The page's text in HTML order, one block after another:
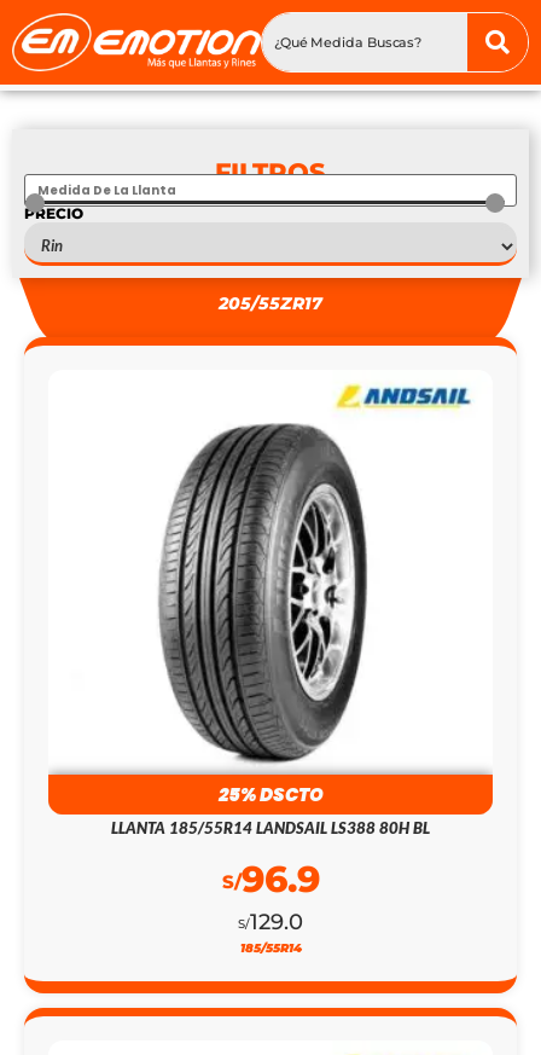
FILTROS
PRECIO
205/55ZR17
25% DSCTO
LLANTA 185/55R14 LANDSAIL LS388 80H BL
S/129.0
S/96.9
185/55R14